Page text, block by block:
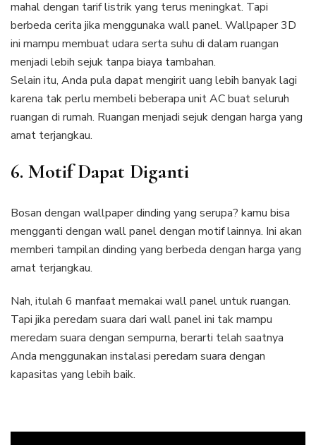
mahal dengan tarif listrik yang terus meningkat. Tapi
berbeda cerita jika menggunaka wall panel. Wallpaper 3D
ini mampu membuat udara serta suhu di dalam ruangan
menjadi lebih sejuk tanpa biaya tambahan.
Selain itu, Anda pula dapat mengirit uang lebih banyak lagi
karena tak perlu membeli beberapa unit AC buat seluruh
ruangan di rumah. Ruangan menjadi sejuk dengan harga yang
amat terjangkau.
6. Motif Dapat Diganti
Bosan dengan wallpaper dinding yang serupa? kamu bisa
mengganti dengan wall panel dengan motif lainnya. Ini akan
memberi tampilan dinding yang berbeda dengan harga yang
amat terjangkau.
Nah, itulah 6 manfaat memakai wall panel untuk ruangan.
Tapi jika peredam suara dari wall panel ini tak mampu
meredam suara dengan sempurna, berarti telah saatnya
Anda menggunakan instalasi peredam suara dengan
kapasitas yang lebih baik.